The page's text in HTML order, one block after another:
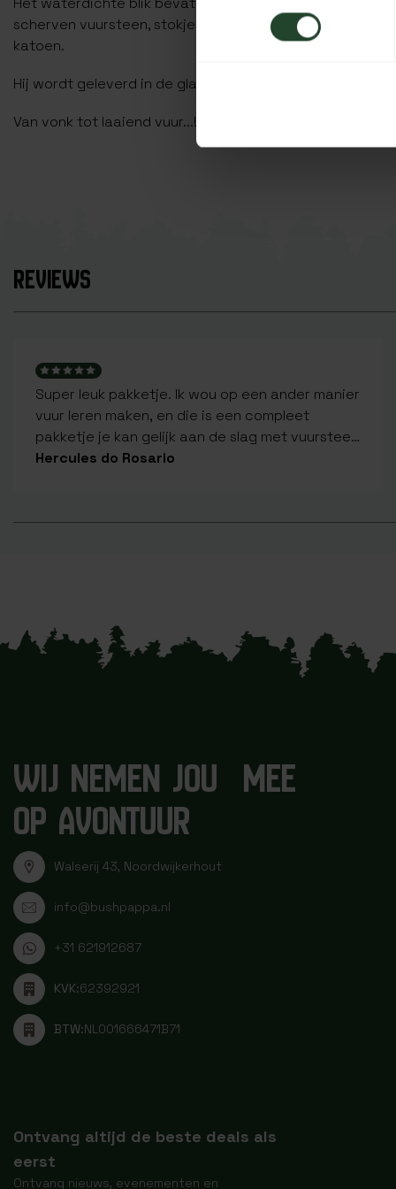
scherven vuursteen, stokjes venkel, jutegaren en een
katoen.
Hij wordt geleverd in de glanzende blik zoals te zien is op
Van vonk tot laaiend vuur...!
REVIEWS
Super leuk pakketje. Ik wou op een ander manier
vuur leren maken, en die is een compleet
pakketje je kan gelijk aan de slag met vuursteen
en staal.
Hercules do Rosario
WIJ NEMEN JOU MEE
OP AVONTUUR
Walserij 43, Noordwijkerhout
info@bushpappa.nl
+31 621912687
KVK:62392921
BTW:NL001666471B71
Ontvang altijd de beste deals als
eerst
Ontvang nieuws, evenementen en